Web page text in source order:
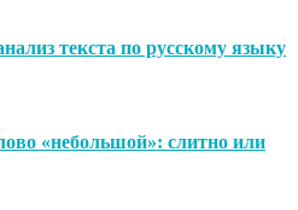
текста по русскому языку
«небольшой»: слитно или